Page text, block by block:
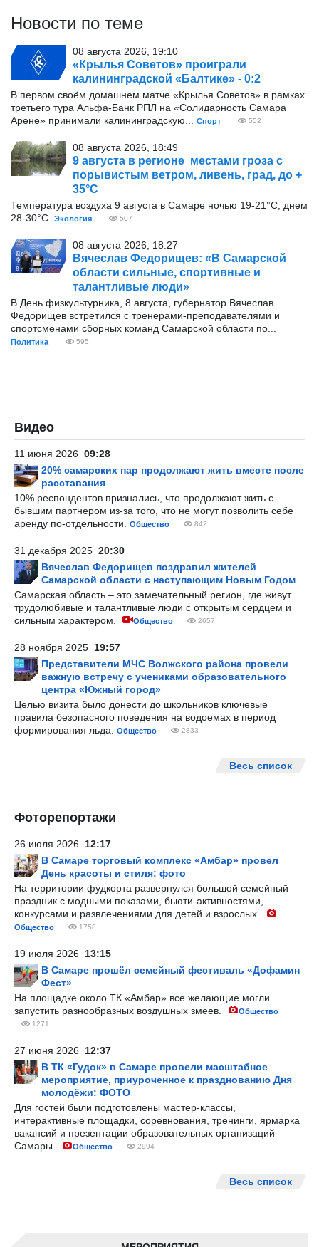
Новости по теме
08 августа 2026, 19:10
«Крылья Советов» проиграли
калининградской «Балтике» - 0:2
В первом своём домашнем матче «Крылья Советов» в рамках
третьего тура Альфа-Банк РПЛ на «Солидарность Самара
Арене» принимали калининградскую...
Спорт 552
08 августа 2026, 18:49
9 августа в регионе местами гроза с
порывистым ветром, ливень, град, до +
35°С
Температура воздуха 9 августа в Самаре ночью 19-21°С, днем
28-30°С.
Экология 507
08 августа 2026, 18:27
Вячеслав Федорищев: «В Самарской
области сильные, спортивные и
талантливые люди»
В День физкультурника, 8 августа, губернатор Вячеслав
Федорищев встретился с тренерами-преподавателями и
спортсменами сборных команд Самарской области по...
Политика 595
Видео
11 июня 2026 09:28
20% самарских пар продолжают жить вместе после
расставания
10% респондентов признались, что продолжают жить с
бывшим партнером из-за того, что не могут позволить себе
аренду по-отдельности.
Общество 842
31 декабря 2025 20:30
Вячеслав Федорищев поздравил жителей
Самарской области с наступающим Новым Годом
Самарская область – это замечательный регион, где живут
трудолюбивые и талантливые люди с открытым сердцем и
сильным характером.
Общество 2657
28 ноября 2025 19:57
Представители МЧС Волжского района провели
важную встречу с учениками образовательного
центра «Южный город»
Целью визита было донести до школьников ключевые
правила безопасного поведения на водоемах в период
формирования льда.
Общество 2833
Весь список
Фоторепортажи
26 июля 2026 12:17
В Самаре торговый комплекс «Амбар» провел
День красоты и стиля: фото
На территории фудкорта развернулся большой семейный
праздник с модными показами, бьюти-активностями,
конкурсами и развлечениями для детей и взрослых.
Общество 1758
19 июля 2026 13:15
В Самаре прошёл семейный фестиваль «Дофамин
Фест»
На площадке около ТК «Амбар» все желающие могли
запустить разнообразных воздушных змеев.
Общество
1271
27 июня 2026 12:37
В ТК «Гудок» в Самаре провели масштабное
мероприятие, приуроченное к празднованию Дня
молодёжи: ФОТО
Для гостей были подготовлены мастер-классы,
интерактивные площадки, соревнования, тренинги, ярмарка
вакансий и презентации образовательных организаций
Самары.
Общество 2994
Весь список